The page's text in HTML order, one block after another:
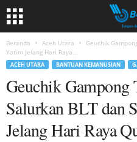
Beranda Aceh Utara
Geuchik
Yatim Jelang Hari Raya...
ACEH UTARA BANTUAN KEMANUSIAN
Geuchik Gampong
Salurkan BLT dan
Jelang Hari Raya